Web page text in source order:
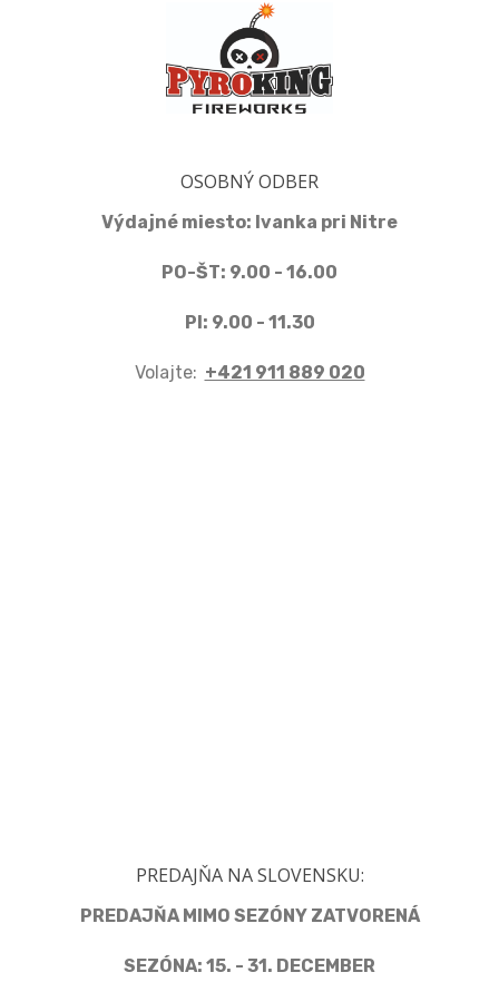
OSOBNÝ ODBER
Výdajné miesto: Ivanka pri Nitre
PO-ŠT: 9.00 - 16.00
PI: 9.00 - 11.30
Volajte: +421 911 889 020
PREDAJŇA NA SLOVENSKU:
PREDAJŇA MIMO SEZÓNY ZATVORENÁ
SEZÓNA: 15. - 31. DECEMBER